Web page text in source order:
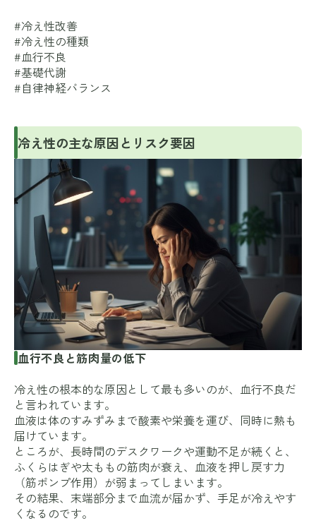
#冷え性改善
#冷え性の種類
#血行不良
#基礎代謝
#自律神経バランス
冷え性の主な原因とリスク要因
血行不良と筋肉量の低下
冷え性の根本的な原因として最も多いのが、血行不良だ
と言われています。
血液は体のすみずみまで酸素や栄養を運び、同時に熱も
届けています。
ところが、長時間のデスクワークや運動不足が続くと、
ふくらはぎや太ももの筋肉が衰え、血液を押し戻す力
（筋ポンプ作用）が弱まってしまいます。
その結果、末端部分まで血流が届かず、手足が冷えやす
くなるのです。